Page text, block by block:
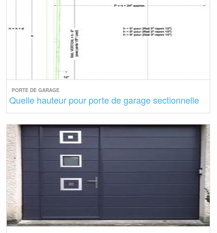
PORTE DE GARAGE
Quelle hauteur pour porte de garage sectionnelle